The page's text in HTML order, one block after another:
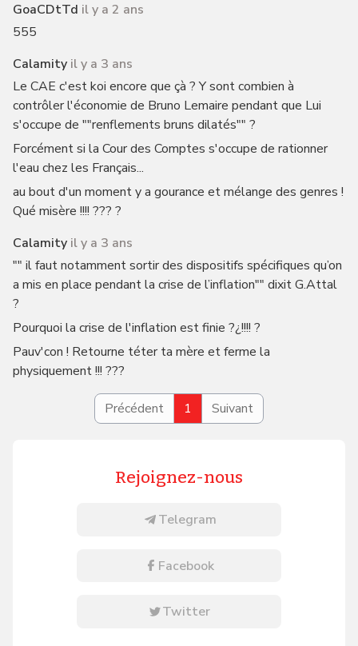
GoaCDtTd il y a 2 ans
555
Calamity il y a 3 ans
Le CAE c'est koi encore que çà ? Y sont combien à
contrôler l'économie de Bruno Lemaire pendant que Lui
s'occupe de ""renflements bruns dilatés"" ?
Forcément si la Cour des Comptes s'occupe de rationner
l'eau chez les Français...
au bout d'un moment y a gourance et mélange des genres !
Qué misère !!!! ??? ?
Calamity il y a 3 ans
"" il faut notamment sortir des dispositifs spécifiques qu’on
a mis en place pendant la crise de l’inflation"" dixit G.Attal
?
Pourquoi la crise de l'inflation est finie ?¿!!!! ?
Pauv'con ! Retourne téter ta mère et ferme la
physiquement !!! ???
Précédent 1 Suivant
Rejoignez-nous
Telegram
Facebook
Twitter